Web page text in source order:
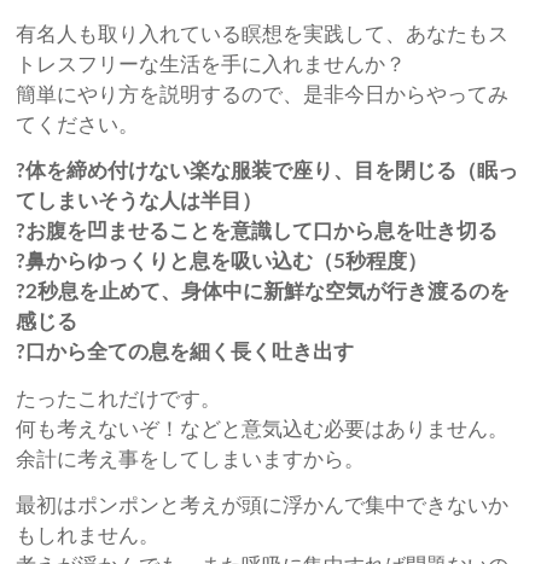
有名人も取り入れている瞑想を実践して、あなたもス
トレスフリーな生活を手に入れませんか？
簡単にやり方を説明するので、是非今日からやってみ
てください。
?体を締め付けない楽な服装で座り、目を閉じる（眠っ
てしまいそうな人は半目）
?お腹を凹ませることを意識して口から息を吐き切る
?鼻からゆっくりと息を吸い込む（5秒程度）
?2秒息を止めて、身体中に新鮮な空気が行き渡るのを
感じる
?口から全ての息を細く長く吐き出す
たったこれだけです。
何も考えないぞ！などと意気込む必要はありません。
余計に考え事をしてしまいますから。
最初はポンポンと考えが頭に浮かんで集中できないか
もしれません。